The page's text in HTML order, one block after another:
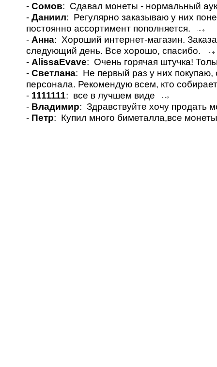
- Сомов: Сдавал монеты - нормальный
- Даниил: Регулярно заказываю у них
постоянно ассортимент пополняется.
- Анна: Хороший интернет-магазин.
следующий день. Все хорошо, спасибо.
- AlissaEvave: Очень горячая штучка!
- Светлана: Не первый раз у них
персонала. Рекомендую всем, кто
- 1111111: все в лучшем виде
- Владимир: Здравствуйте хочу продать
- Петр: Купил много биметалла,все